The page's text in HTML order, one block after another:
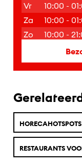
Vr
10:00 -
Za
10:00 -
Zo
10:00 -
RESTAURANTS